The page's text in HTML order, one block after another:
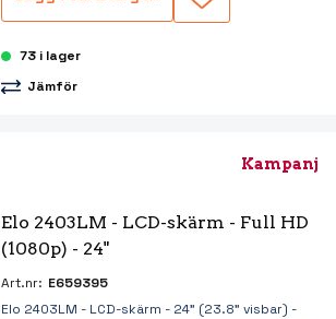
73 i lager
Jämför
Kampanj
Elo 2403LM - LCD-skärm - Full HD
(1080p) - 24"
Art.nr: E659395
Elo 2403LM - LCD-skärm - 24" (23.8" visbar) -